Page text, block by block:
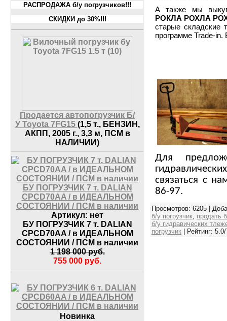
РАСПРОДАЖА б/у погрузчиков!!!
СКИДКИ до 30%!!!
Продается автопогрузчик Б/
У Toyota 7FG15 (1,5 т., БЕНЗИН,
АКПП, 2005 г., 3,3 м, ПСМ в
НАЛИЧИИ)
БУ ПОГРУЗЧИК 7 т. DALIAN
CPCD70AA / в ИДЕАЛЬНОМ
СОСТОЯНИИ / ПСМ в наличии
Артикул: нет
БУ ПОГРУЗЧИК 7 т. DALIAN
CPCD70AA / в ИДЕАЛЬНОМ
СОСТОЯНИИ / ПСМ в наличии
1 198 000руб.
755 000 руб.
Новинка
А также мы
РОКЛА РОХЛА
старые
программе Trade-in.
Для
связаться с
86-97.
Просмотров: 6205 |
б/у погрузчик, продать
б/у гидравических
погрузчик
Рейтинг: 5.0/